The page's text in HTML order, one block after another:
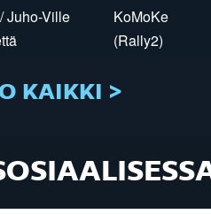
Juho-Ville
KoMoKe
(Rally2)
KAIKKI >